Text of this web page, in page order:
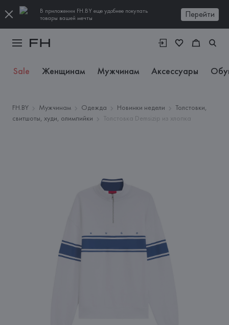
В приложении FH.BY еще удобнее покупать
товары вашей мечты
Перейти
Sale Женщинам Мужчинам Аксессуары
FH.BY Мужчинам Одежда Новинки недели
Толстовки,
свитшоты, худи, олимпийки
Толстовка Demsizip из хлопка